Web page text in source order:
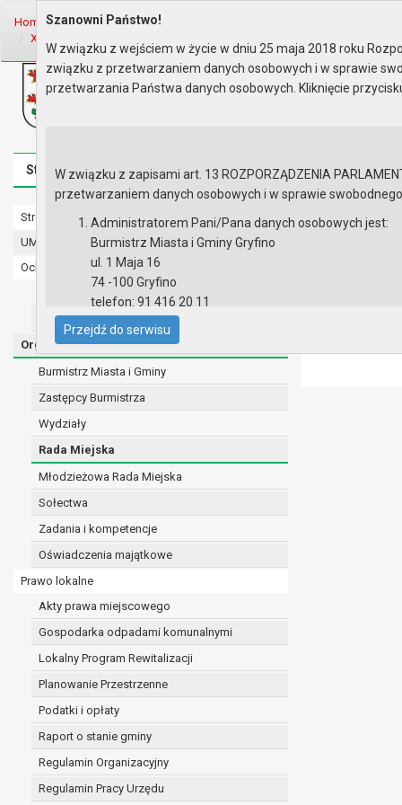
Home Organy Rada Miejska
XIII sesja Rady - 15.10.2019
Biuletyn Informacji Publicznej
Urząd Miasta i Gminy w Gryfinie
Strona główna Mapa serwisu Aktualności
Strona główna
UMiG - telefony wewnętrzne
Ochrona danych osobowych
Urząd Miasta i Gminy w Gryfinie
Straż Miejska
Organy
Burmistrz Miasta i Gminy
Zastępcy Burmistrza
Wydziały
Rada Miejska
Młodzieżowa Rada Miejska
Sołectwa
Zadania i kompetencje
Oświadczenia majątkowe
Prawo lokalne
Akty prawa miejscowego
Gospodarka odpadami komunalnymi
Lokalny Program Rewitalizacji
Planowanie Przestrzenne
Podatki i opłaty
Raport o stanie gminy
Regulamin Organizacyjny
Regulamin Pracy Urzędu
Protokół z
Szanowni Państwo!
W związku z wejściem w życie w dniu 25 maja 2018 roku
związku z przetwarzaniem danych osobowych i w sprawie
przetwarzania Państwa danych osobowych. Kliknięcie
W związku z zapisami art. 13 ROZPORZĄDZENIA
przetwarzaniem danych osobowych i w sprawie
Administratorem Pani/Pana danych osobowych jest:
Burmistrz Miasta i Gminy Gryfino
ul. 1 Maja 16
74 -100 Gryfino
telefon: 91 416 20 11
e-mail:
burmistrz@gryfino.pl
Dane kontaktowe Inspektora Ochrony Danych:
telefon: 91 416 20 11
e-mail:iod@gryfino.pl
Pani/Pana dane osobowe przetwarzane są zgodnie z
realizacji zadań wynikających z przepisów
szeregu ustaw kompetencyjnych
zawarcia i realizacji umów;
ochrony żywotnych interesów osoby, której
w pozostałych przypadkach dane osobowe
W związku z przetwarzaniem danych w celu
osobowych. Odbiorcami mogą być:
Pani/Pana dane osobowe będą przetwarzane przez
przepisy prawa powszechnie obowiązującego.
W przypadku, gdy dane osobowe przetwarzane są na
W przypadku, gdy dane osobowe przetwarzane są w
czasie w zakresie wymaganym przez przepisy prawa
rozliczeniu umowy, do czasu wycofania tej zgody.
Ponadto w przypadku umów o dofinansowanie dane
beneficjentem a określoną instytucją, trwałości
W związku z przetwarzaniem przez administratora
prawo dostępu do treści danych oraz
Przejdź do serwisu